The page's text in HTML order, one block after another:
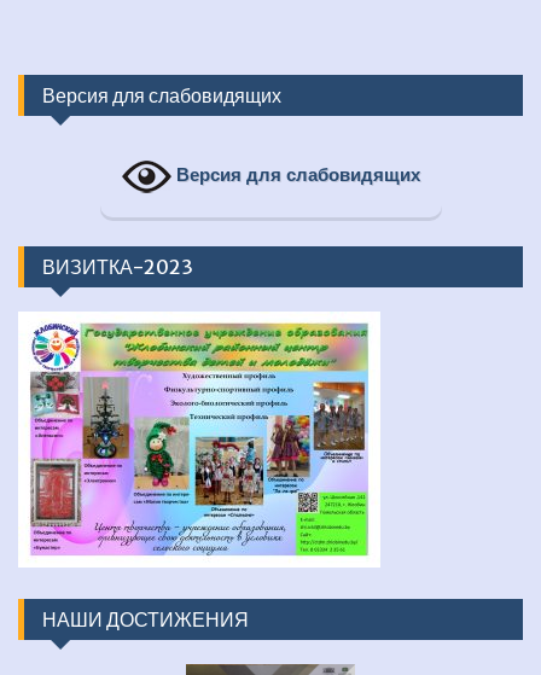
Версия для слабовидящих
Версия для слабовидящих
ВИЗИТКА-2023
НАШИ ДОСТИЖЕНИЯ